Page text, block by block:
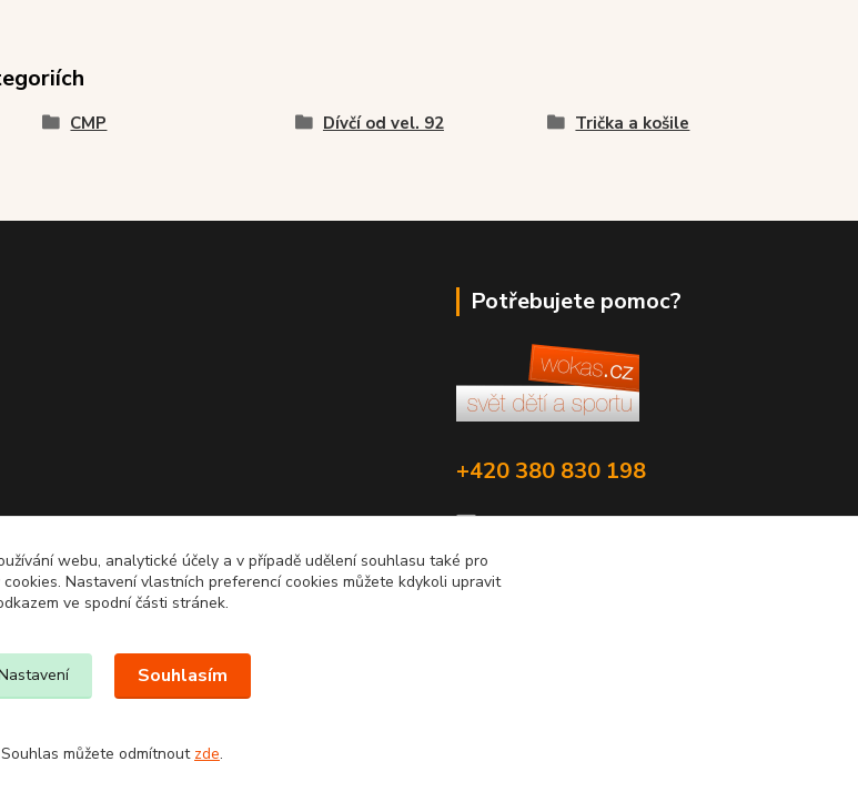
CMP Dívčí od vel. 92 Trička a košile
Potřebujete pomoc?
+420 380 830 198
wokas.online@yahoo.cz
webu, analytické účely a v případě udělení souhlasu také pro
Nastavení vlastních preferencí cookies můžete kdykoli upravit
ve spodní části stránek.
Souhlasím
Souhlas můžete odmítnout zde.